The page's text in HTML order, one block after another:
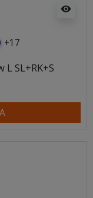
visibility
+17
SL+RK+S